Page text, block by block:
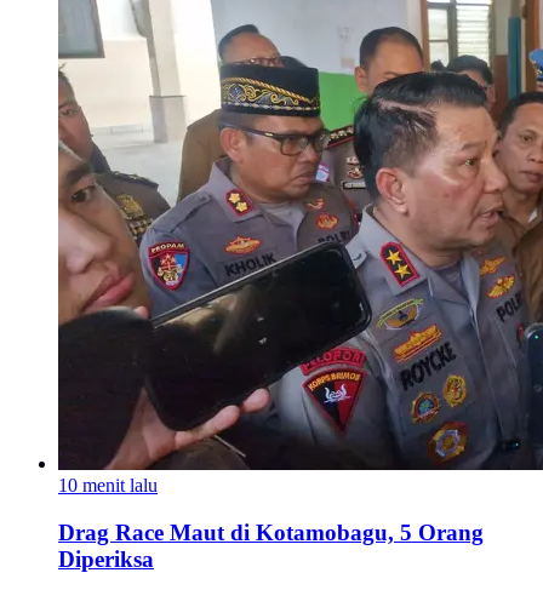
10 menit lalu
Drag Race Maut di Kotamobagu, 5 Orang
Diperiksa